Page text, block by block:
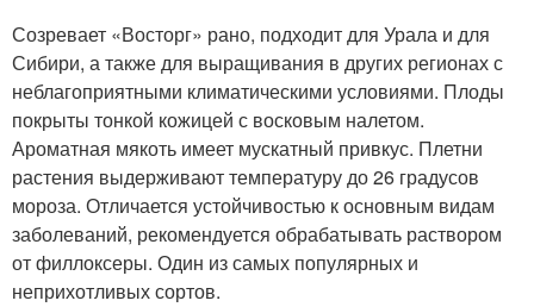
Созревает «Восторг» рано, подходит для Урала и для
Сибири, а также для выращивания в других регионах с
неблагоприятными климатическими условиями. Плоды
покрыты тонкой кожицей с восковым налетом.
Ароматная мякоть имеет мускатный привкус. Плетни
растения выдерживают температуру до 26 градусов
мороза. Отличается устойчивостью к основным видам
заболеваний, рекомендуется обрабатывать раствором
от филлоксеры. Один из самых популярных и
неприхотливых сортов.